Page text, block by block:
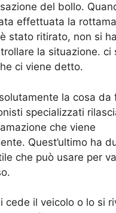
del bollo.
effettuata la
stato ritirato, non si
la situazione. ci
ci viene detto.
la cosa da
specializzati
che viene
Quest’ultimo ha
che può usare per
cede il veicolo o lo si